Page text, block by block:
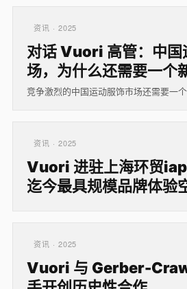
资讯 · 2025
对话 Vuori 高管：中国
场，为什么还需要一个
竞争激烈的中国运动服饰市场还需要一
资讯 · 2025
Vuori 进驻上海环贸
迄今最具规模品牌体验
资讯 · 2025
Vuori 与 Gerber-